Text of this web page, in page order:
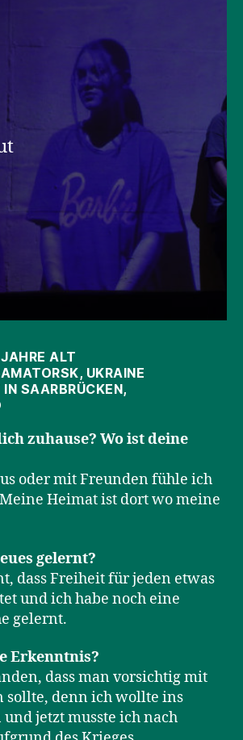
ALT
UKRAINE
SAARBRÜCKEN,
zuhause? Wo ist deine
oder mit Freunden fühle ich
Heimat ist dort wo meine
gelernt?
dass Freiheit für jeden etwas
und ich habe noch eine
gelernt.
Erkenntnis?
dass man vorsichtig mit
sollte, denn ich wollte ins
jetzt musste ich nach